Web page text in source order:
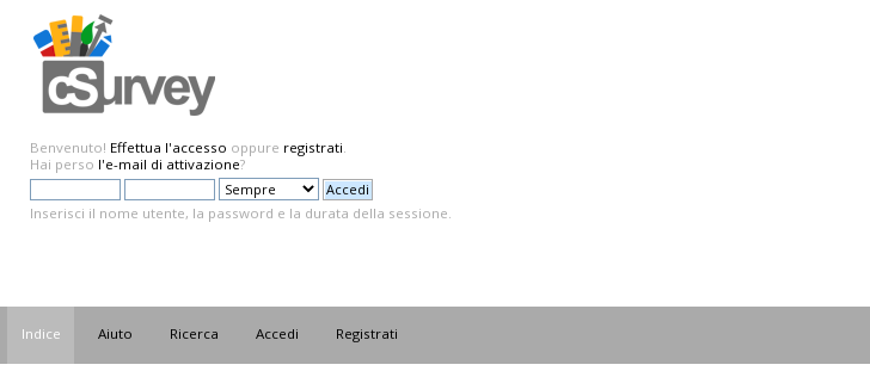
Benvenuto! Effettua l'accesso oppure registrati.
Hai perso l'e-mail di attivazione?
Inserisci il nome utente, la password e la durata della sessione.
Indice Aiuto Ricerca Accedi Registrati